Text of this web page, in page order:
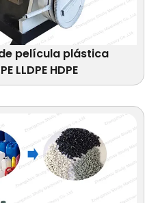
película plástica
LLDPE HDPE